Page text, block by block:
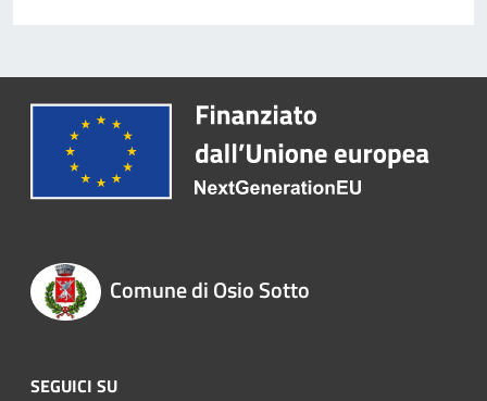
Comune di Osio Sotto
SEGUICI SU